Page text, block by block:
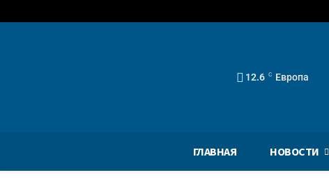
12.6 C Европа
ГЛАВНАЯ НОВОСТИ